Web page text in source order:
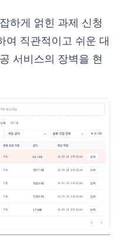
하게 얽힌 과제 신청
여 직관적이고 쉬운 대
서비스의 장벽을 현